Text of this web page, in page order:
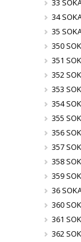
33
34
35
350
351
352
353
354
355
356
357
358
359
36
360
361
362